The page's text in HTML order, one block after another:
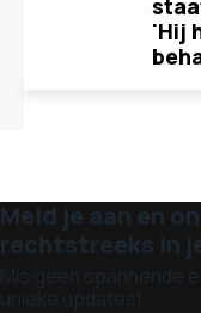
'Hij
Meld je aan en
rechtstreeks in
Mis geen spannende
unieke updates!